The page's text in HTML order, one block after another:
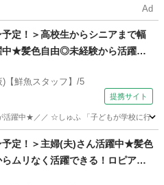
Ad
予定！＞高校生からシニアまで幅
中★髪色自由◎未経験から活躍で
鮮魚スタッフ】
)【鮮魚スタッフ】/5
提携サイト
活躍中★／／ ☆しゅふ 「子どもが学校に行っ
予定！＞主婦(夫)さん活躍中★髪色
ムリなく活躍できる！ロピアの